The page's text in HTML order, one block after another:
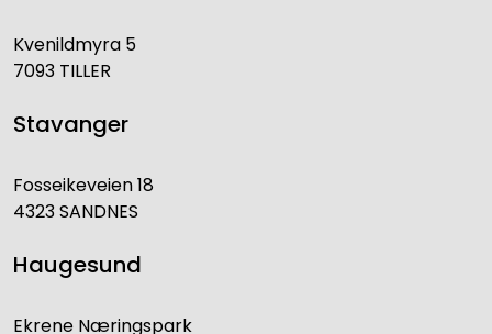
Kvenildmyra 5
7093 TILLER
Stavanger
Fosseikeveien 18
4323 SANDNES
Haugesund
Ekrene Næringspark